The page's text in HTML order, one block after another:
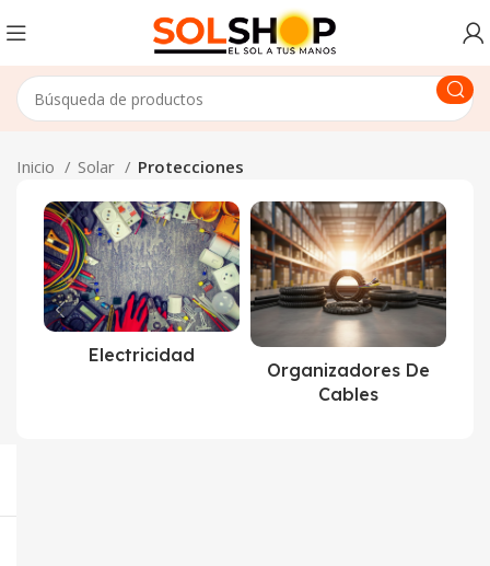
Inicio Solar Protecciones
Electricidad
Organizadores De
Cables